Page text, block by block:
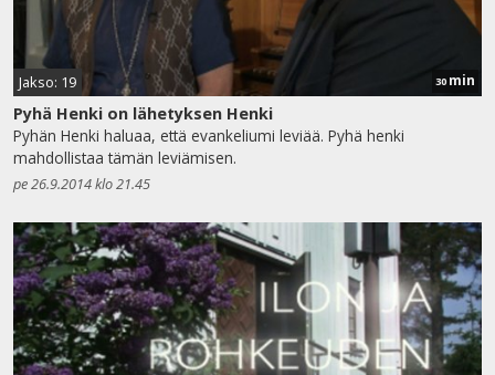
Jakso: 19 30 min
Pyhä Henki on lähetyksen Henki
Pyhän Henki haluaa, että evankeliumi leviää. Pyhä henki
mahdollistaa tämän leviämisen.
pe 26.9.2014 klo 21.45